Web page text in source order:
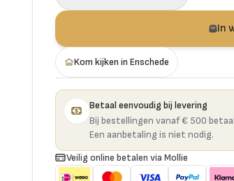
In
Kom kijken in Enschede
Betaal eenvoudig bij levering
Bij bestellingen vanaf € 500
Een aanbetaling is niet nodig.
Veilig online betalen via Mollie